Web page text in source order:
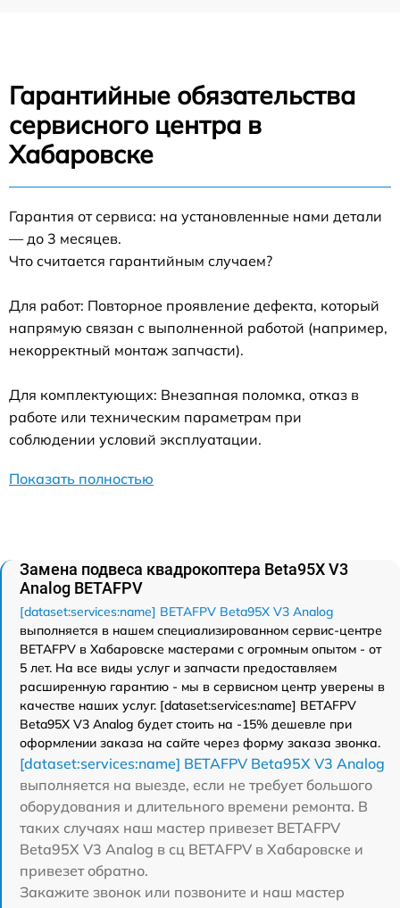
Гарантийные обязательства
сервисного центра в
Хабаровске
Гарантия от сервиса: на установленные нами детали
— до 3 месяцев.
Что считается гарантийным случаем?
Для работ: Повторное проявление дефекта, который
напрямую связан с выполненной работой (например,
некорректный монтаж запчасти).
Для комплектующих: Внезапная поломка, отказ в
работе или техническим параметрам при
соблюдении условий эксплуатации.
Показать полностью
Замена подвеса квадрокоптера Beta95X V3
Analog BETAFPV
[dataset:services:name] BETAFPV Beta95X V3 Analog
выполняется в нашем специализированном сервис-центре
BETAFPV в Хабаровске мастерами с огромным опытом - от
5 лет. На все виды услуг и запчасти предоставляем
расширенную гарантию - мы в сервисном центр уверены в
качестве наших услуг. [dataset:services:name] BETAFPV
Beta95X V3 Analog будет стоить на -15% дешевле при
оформлении заказа на сайте через форму заказа звонка.
[dataset:services:name] BETAFPV Beta95X V3 Analog
выполняется на выезде, если не требует большого
оборудования и длительного времени ремонта. В
таких случаях наш мастер привезет BETAFPV
Beta95X V3 Analog в сц BETAFPV в Хабаровске и
привезет обратно.
Закажите звонок или позвоните и наш мастер